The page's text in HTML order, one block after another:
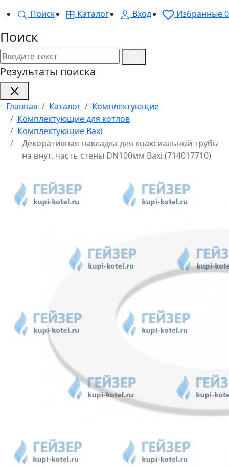
Поиск
Каталог Вход Избранные0
Поиск
Результаты поиска
Главная Каталог
Комплектующие
Комплектующие для котлов
Комплектующие Baxi
Декоративная накладка для коаксиальной трубы
на внут. часть стены DN100мм Baxi (714017710)